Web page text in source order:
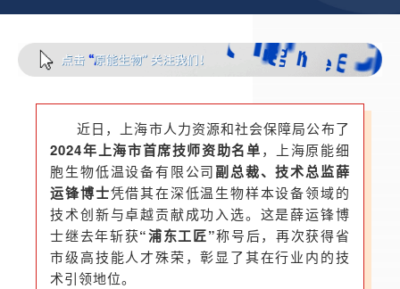
近日，上海市人力资源和社会保障局公布了
2024年上海市首席技师资助名单，上海原能细
胞生物低温设备有限公司副总裁、技术总监薛
运锋博士凭借其在深低温生物样本设备领域的
技术创新与卓越贡献成功入选。这是薛运锋博
士继去年斩获“浦东工匠”称号后，再次获得省
市级高技能人才殊荣，彰显了其在行业内的技
术引领地位。